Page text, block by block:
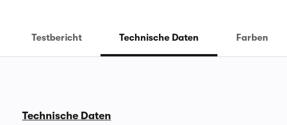
Testbericht Technische Daten Farben
Technische Daten